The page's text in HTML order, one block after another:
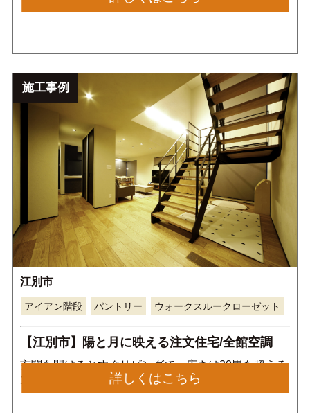
す。キッチンに合わせた塩ビタイルやグレーのゼオラ
施工事例
江別市
アイアン階段 パントリー ウォークスルークローゼット
【江別市】陽と月に映える注文住宅/全館空調
玄関を開けるとすぐリビングで、広さは30畳を超える
大きな空間になっています。余計な柱や仕切りもない
ため広々としたホテルのような空間になっています。
詳しくはこちら